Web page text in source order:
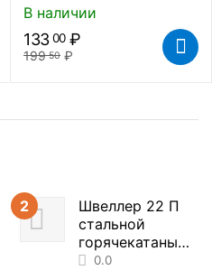
В наличии
199 50 ₽
133 00 ₽
2
Швеллер 22 П
стальной
горячекатаный
(цена за метр